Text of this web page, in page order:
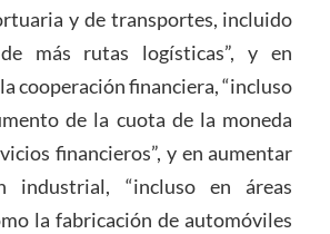
y de transportes, incluido
más rutas logísticas”, y en
cooperación financiera, “incluso
de la cuota de la moneda
financieros”, y en aumentar
industrial, “incluso en áreas
la fabricación de automóviles